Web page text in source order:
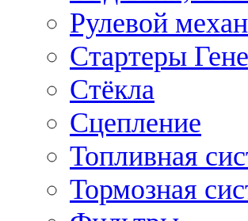
Рулевой
Стартеры
Стёкла
Сцепление
Топливная
Тормозная